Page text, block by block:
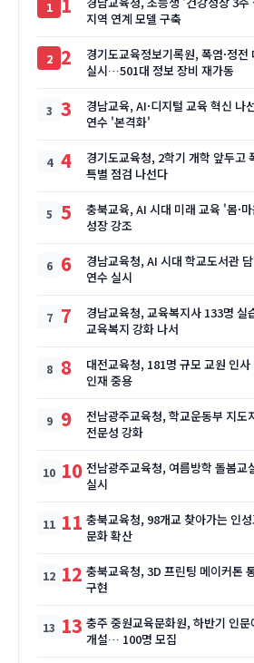
지역 연계 모델 구축
2
경기도교육정보기록원, 폭염·정전
실시…501대 정보 장비 재가동
3
경남교육, AI·디지털 교육 혁신
연수 '본격화'
4
경기도교육청, 2학기 개학 앞두고
특별 점검 나선다
5
충북교육, AI 시대 미래 교육 '몸·
성장 강조
6
경남교육청, AI 시대 학교도서관
연수 실시
7
경남교육청, 교육복지사 133명 실
교육복지 강화 나서
8
대전교육청, 181명 규모 교원 인
인재 중용
9
전남광주교육청, 학교운동부 지도
전문성 강화
10 전남광주교육청, 여름방학 돌봄교
실시
11 충북교육청, 98개교 찾아가는 인
문화 확산
12 충북교육청, 3D 프린팅 메이커톤
구현
13 충주 중원교육문화원, 하반기 인
개설… 100명 모집